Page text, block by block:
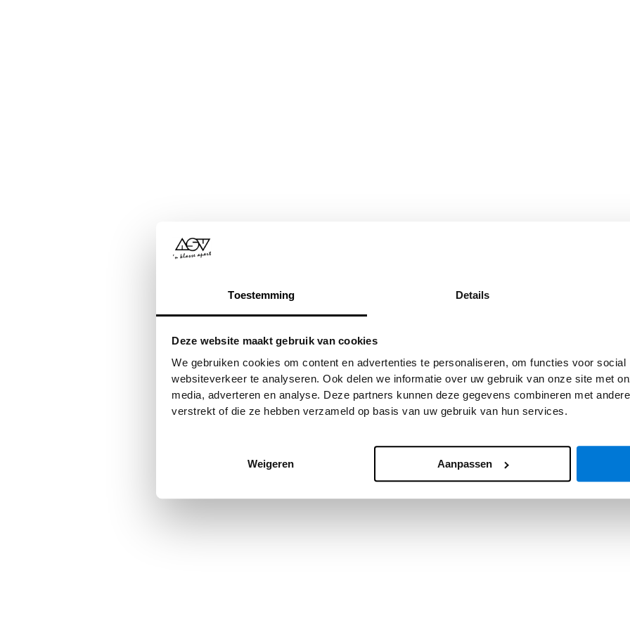
Toestemming Details
Deze website maakt gebruik van cookies
We gebruiken cookies om content en advertenties te personaliseren, om functies voor
websiteverkeer te analyseren. Ook delen we informatie over uw gebruik van onze site met
media, adverteren en analyse. Deze partners kunnen deze gegevens combineren met
verstrekt of die ze hebben verzameld op basis van uw gebruik van hun services.
Weigeren Aanpassen
Application error: aclient-side exception has occurred while loadingwww.asv.nl(see the